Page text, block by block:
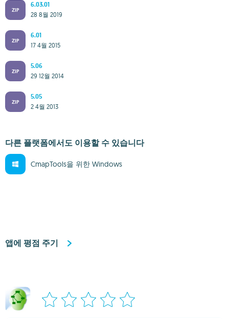
ZIP
6.03.01
28 8월 2019
ZIP
6.01
17 4월 2015
ZIP
5.06
29 12월 2014
ZIP
5.05
2 4월 2013
다른 플랫폼에서도 이용할 수 있습니다
CmapTools을 위한 Windows
앱에 평점 주기